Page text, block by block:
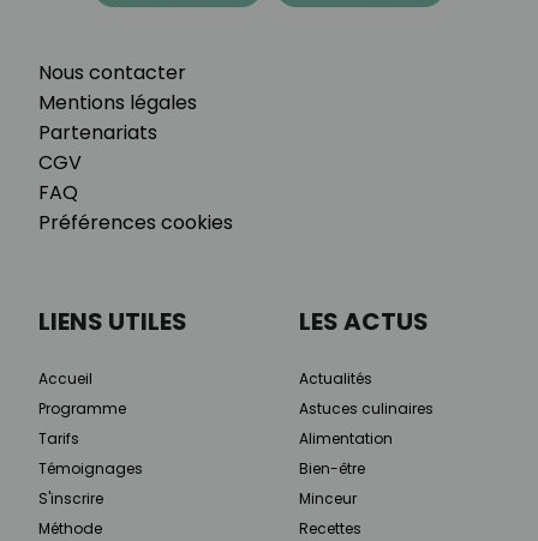
Nous contacter
Mentions légales
Partenariats
CGV
FAQ
Préférences cookies
LIENS UTILES
Accueil
Programme
Tarifs
Témoignages
S'inscrire
Méthode
LES ACTUS
Actualités
Astuces culinaires
Alimentation
Bien-être
Minceur
Recettes